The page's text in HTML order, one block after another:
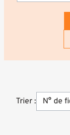
Trier :